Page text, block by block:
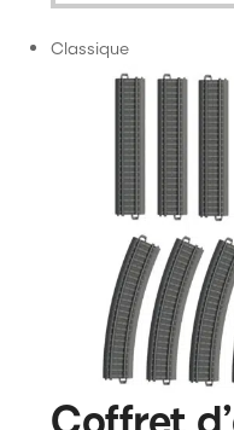
Classique
Coffret